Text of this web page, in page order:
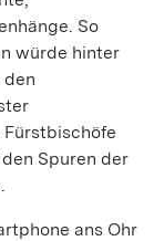
So
würde hinter
den
Spuren der
ans Ohr